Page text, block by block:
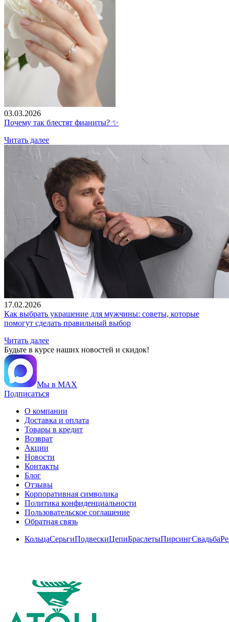
03.03.2026
Почему так блестят фианиты? ✨
Читать далее
17.02.2026
Как выбрать украшение для мужчины: советы, которые
помогут сделать правильный выбор
Читать далее
Будьте в курсе наших новостей и скидок!
Мы в MAX
Подписаться
О компании
Доставка и оплата
Товары в кредит
Возврат
Акции
Новости
Контакты
Блог
Отзывы
Корпоративная символика
Политика конфиденциальности
Пользовательское соглашение
Обратная связь
КольцаСерьгиПодвескиЦепиБраслетыПирсингСвадьба